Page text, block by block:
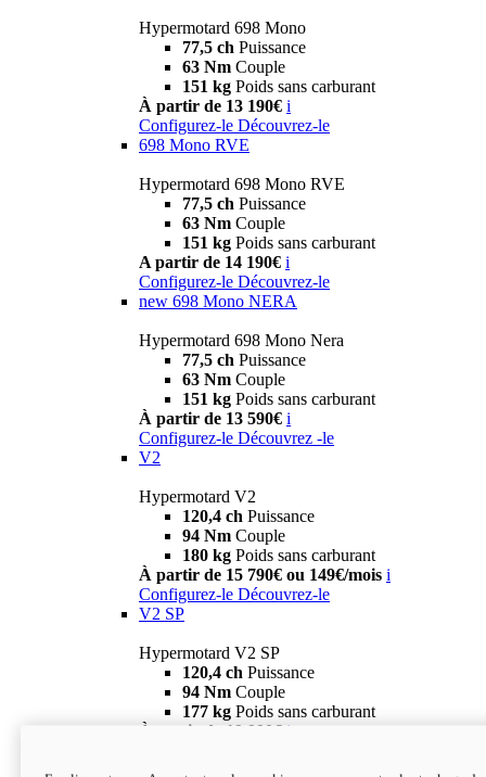
Hypermotard 698 Mono
77,5 ch Puissance
63 Nm Couple
151 kg Poids sans carburant
À partir de 13 190€ i
Configurez-le Découvrez-le
698 Mono RVE
Hypermotard 698 Mono RVE
77,5 ch Puissance
63 Nm Couple
151 kg Poids sans carburant
A partir de 14 190€ i
Configurez-le Découvrez-le
new 698 Mono NERA
Hypermotard 698 Mono Nera
77,5 ch Puissance
63 Nm Couple
151 kg Poids sans carburant
À partir de 13 590€ i
Configurez-le Découvrez -le
V2
Hypermotard V2
120,4 ch Puissance
94 Nm Couple
180 kg Poids sans carburant
À partir de 15 790€ ou 149€/mois i
Configurez-le Découvrez-le
V2 SP
Hypermotard V2 SP
120,4 ch Puissance
94 Nm Couple
177 kg Poids sans carburant
À partir de 19 990€ i
new
V2 SP 100